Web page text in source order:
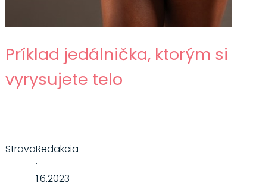
Príklad jedálnička, ktorým si
vyrysujete telo
StravaRedakcia
·
1.6.2023